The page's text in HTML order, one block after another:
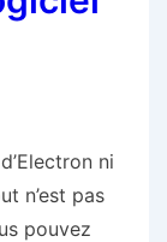
ni
n’est pas
pouvez